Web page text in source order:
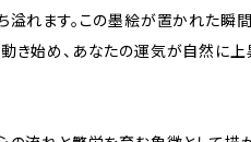
溢れます。この墨絵が置かれた瞬
き始め、あなたの運気が自然に上